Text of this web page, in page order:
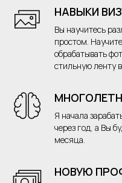
НАВЫКИ
Вы научитесь
простом.
обрабатывать
стильную ленту
Я начала
через год, а Вы
месяца.
НОВУЮ